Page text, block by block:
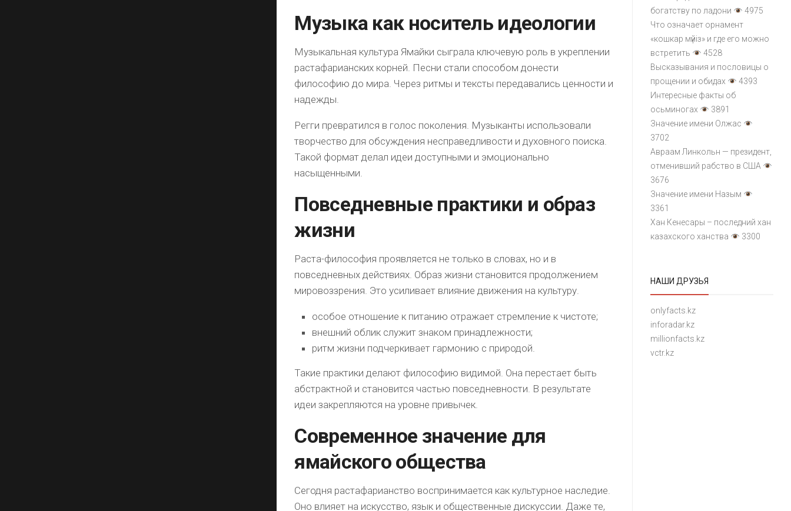
Музыка как носитель идеологии
Музыкальная культура Ямайки сыграла ключевую роль в укреплении
растафарианских корней. Песни стали способом донести
философию до мира. Через ритмы и тексты передавались ценности и
надежды.
Регги превратился в голос поколения. Музыканты использовали
творчество для обсуждения несправедливости и духовного поиска.
Такой формат делал идеи доступными и эмоционально
насыщенными.
Повседневные практики и образ
жизни
Раста-философия проявляется не только в словах, но и в
повседневных действиях. Образ жизни становится продолжением
мировоззрения. Это усиливает влияние движения на культуру.
особое отношение к питанию отражает стремление к чистоте;
внешний облик служит знаком принадлежности;
ритм жизни подчеркивает гармонию с природой.
Такие практики делают философию видимой. Она перестает быть
абстрактной и становится частью повседневности. В результате
идеи закрепляются на уровне привычек.
Современное значение для
ямайского общества
Сегодня растафарианство воспринимается как культурное наследие.
Оно влияет на искусство, язык и общественные дискуссии. Даже те,
богатству по ладони
4975
Что означает орнамент
«кошкар мүйіз» и где его можно
встретить
4528
Высказывания и пословицы о
прощении и обидах
4393
Интересные факты об
осьминогах
3891
Значение имени Олжас
3702
Авраам Линкольн — президент,
отменивший рабство в США
3676
Значение имени Назым
3361
Хан Кенесары – последний хан
казахского ханства
3300
НАШИ ДРУЗЬЯ
onlyfacts.kz
inforadar.kz
millionfacts.kz
vctr.kz